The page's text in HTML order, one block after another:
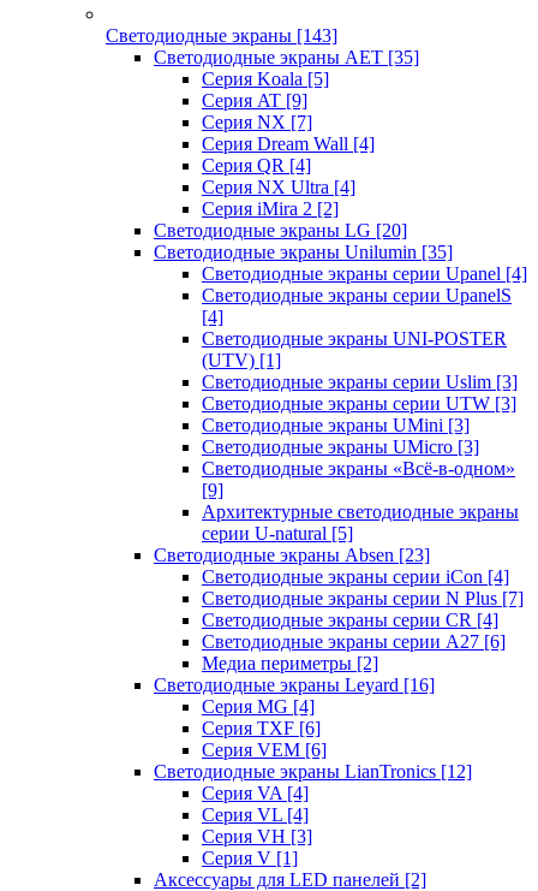
Светодиодные экраны [143]
Светодиодные экраны AET [35]
Cерия Koala [5]
Серия AT [9]
Серия NX [7]
Серия Dream Wall [4]
Серия QR [4]
Серия NX Ultra [4]
Серия iMira 2 [2]
Светодиодные экраны LG [20]
Светодиодные экраны Unilumin [35]
Светодиодные экраны серии Upanel [4]
Светодиодные экраны серии UpanelS
[4]
Светодиодные экраны UNI-POSTER
(UTV) [1]
Светодиодные экраны серии Uslim [3]
Светодиодные экраны серии UTW [3]
Светодиодные экраны UMini [3]
Светодиодные экраны UMicro [3]
Светодиодные экраны «Всё-в-одном»
[9]
Архитектурные светодиодные экраны
серии U-natural [5]
Светодиодные экраны Absen [23]
Светодиодные экраны серии iCon [4]
Светодиодные экраны серии N Plus [7]
Светодиодные экраны серии CR [4]
Светодиодные экраны серии А27 [6]
Медиа периметры [2]
Светодиодные экраны Leyard [16]
Серия MG [4]
Серия TXF [6]
Серия VEM [6]
Светодиодные экраны LianTronics [12]
Серия VA [4]
Серия VL [4]
Серия VH [3]
Серия V [1]
Аксессуары для LED панелей [2]